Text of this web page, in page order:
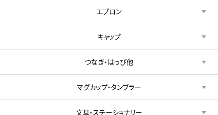
エプロン
キャップ
つなぎ・はっぴ他
マグカップ・タンブラー
文具・ステーショナリー